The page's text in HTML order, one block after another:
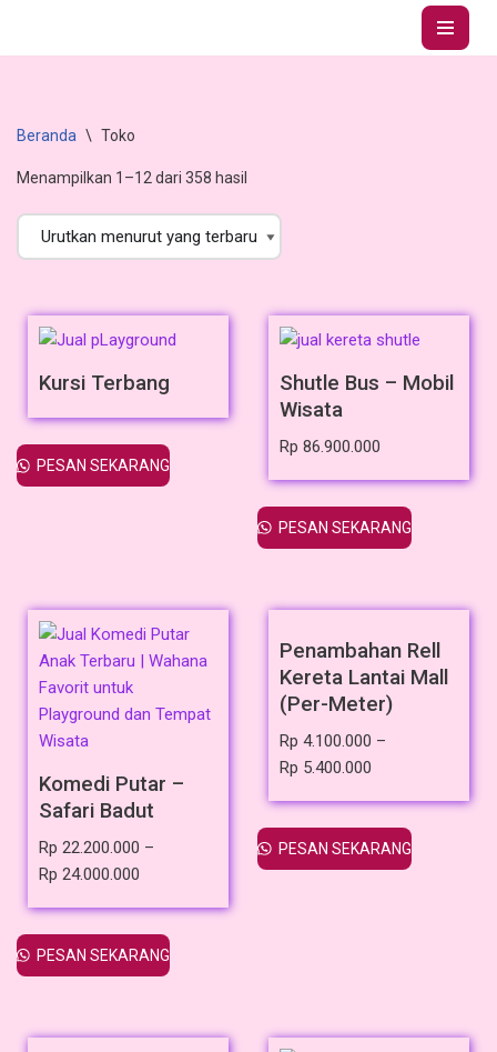
Lompat
Beranda \ Toko
Menampilkan 1–12 dari 358 hasil
Kursi Terbang
PESAN SEKARANG
Shutle Bus – Mobil
Wisata
Rp 86.900.000
PESAN SEKARANG
Komedi Putar –
Safari Badut
Rp 22.200.000 –
Rp 24.000.000
PESAN SEKARANG
Penambahan Rell
Kereta Lantai Mall
(Per-Meter)
Rp 4.100.000 –
Rp 5.400.000
PESAN SEKARANG